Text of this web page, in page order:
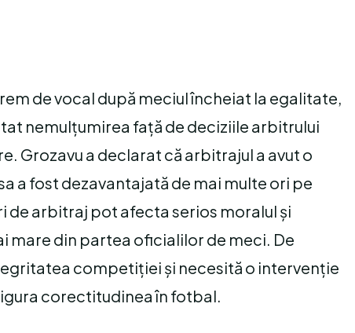
de vocal după meciul încheiat la egalitate,
nemulțumirea față de deciziile arbitrului
Grozavu a declarat că arbitrajul a avut o
a fost dezavantajată de mai multe ori pe
de arbitraj pot afecta serios moralul și
din partea oficialilor de meci. De
competiției și necesită o intervenție
corectitudinea în fotbal.